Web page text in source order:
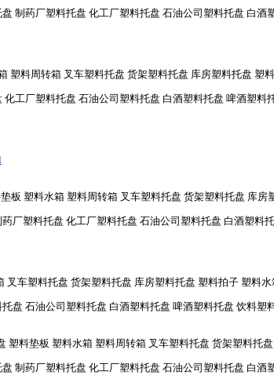
制药厂塑料托盘 化工厂塑料托盘 石油公司塑料托盘 白酒
塑料周转箱 叉车塑料托盘 货架塑料托盘 库房塑料托盘 塑
工厂塑料托盘 石油公司塑料托盘 白酒塑料托盘 啤酒塑料
板 塑料水箱 塑料周转箱 叉车塑料托盘 货架塑料托盘 库
厂塑料托盘 化工厂塑料托盘 石油公司塑料托盘 白酒塑料
叉车塑料托盘 货架塑料托盘 库房塑料托盘 塑料拍子 塑料
盘 石油公司塑料托盘 白酒塑料托盘 啤酒塑料托盘 饮料塑
塑料垫板 塑料水箱 塑料周转箱 叉车塑料托盘 货架塑料托
制药厂塑料托盘 化工厂塑料托盘 石油公司塑料托盘 白酒